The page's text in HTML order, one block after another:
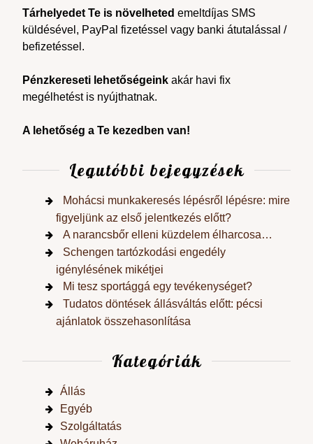
Tárhelyedet Te is növelheted emeltdíjas SMS
küldésével, PayPal fizetéssel vagy banki átutalással /
befizetéssel.
Pénzkereseti lehetőségeink akár havi fix
megélhetést is nyújthatnak.
A lehetőség a Te kezedben van!
Legutóbbi bejegyzések
Mohácsi munkakeresés lépésről lépésre: mire
figyeljünk az első jelentkezés előtt?
A narancsbőr elleni küzdelem élharcosa…
Schengen tartózkodási engedély
igénylésének mikétjei
Mi tesz sportággá egy tevékenységet?
Tudatos döntések állásváltás előtt: pécsi
ajánlatok összehasonlítása
Kategóriák
Állás
Egyéb
Szolgáltatás